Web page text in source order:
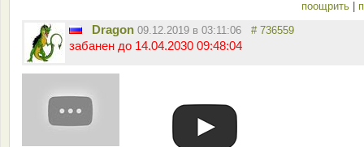
поощрить
Dragon 09.12.2019 в 03:11:06 # 736559
забанен до 14.04.2030 09:48:04